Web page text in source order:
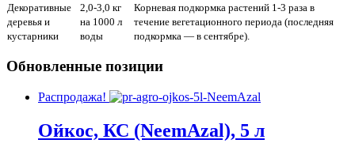
Декоративные
деревья и
кустарники
2,0-3,0 кг
на 1000 л
воды
Корневая подкормка растений 1-3 раза в
течение вегетационного периода (последняя
подкормка — в сентябре).
Обновленные позиции
Распродажа!
Ойкос, КС (NeemAzal), 5 л